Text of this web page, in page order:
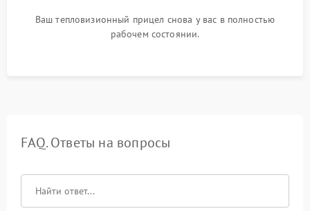
Ваш тепловизионный прицел снова у вас в полностью
рабочем состоянии.
FAQ. Ответы на вопросы